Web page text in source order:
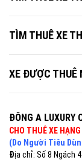
TÌM THUÊ XE
XE ĐƯỢC THUÊ
ĐÔNG A LUXURY
CHO THUÊ XE
(Do Người Tiêu
Địa chỉ: Số 8 Ngách